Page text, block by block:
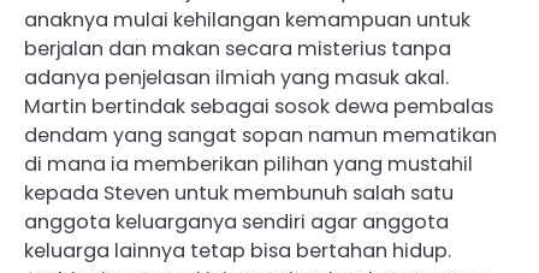
anaknya mulai kehilangan kemampuan untuk
berjalan dan makan secara misterius tanpa
adanya penjelasan ilmiah yang masuk akal.
Martin bertindak sebagai sosok dewa pembalas
dendam yang sangat sopan namun mematikan
di mana ia memberikan pilihan yang mustahil
kepada Steven untuk membunuh salah satu
anggota keluarganya sendiri agar anggota
keluarga lainnya tetap bisa bertahan hidup.